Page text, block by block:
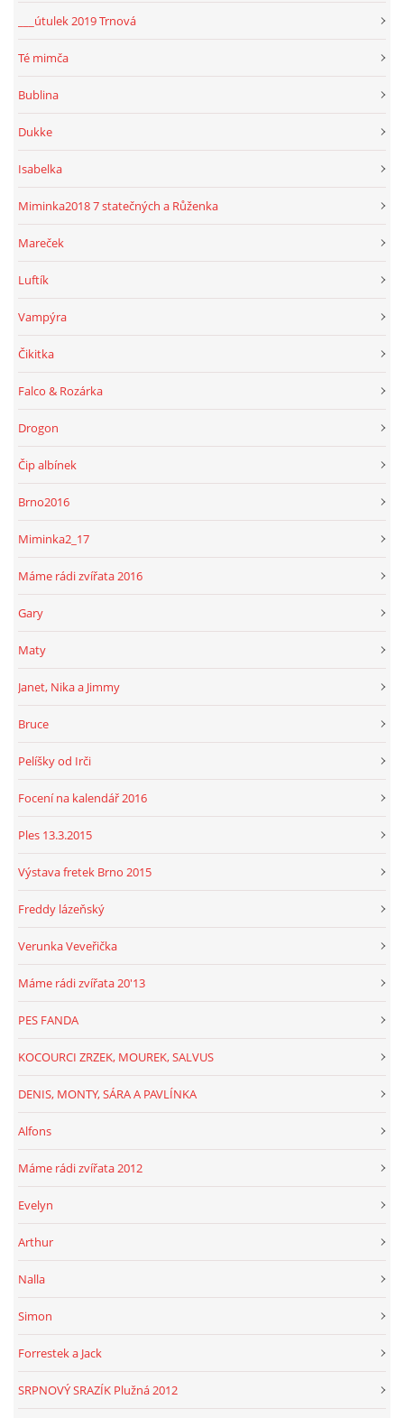
___útulek 2019 Trnová
Té mimča
Bublina
Dukke
Isabelka
Miminka2018 7 statečných a Růženka
Mareček
Luftík
Vampýra
Čikitka
Falco & Rozárka
Drogon
Čip albínek
Brno2016
Miminka2_17
Máme rádi zvířata 2016
Gary
Maty
Janet, Nika a Jimmy
Bruce
Pelíšky od Irči
Focení na kalendář 2016
Ples 13.3.2015
Výstava fretek Brno 2015
Freddy lázeňský
Verunka Veveřička
Máme rádi zvířata 20'13
PES FANDA
KOCOURCI ZRZEK, MOUREK, SALVUS
DENIS, MONTY, SÁRA A PAVLÍNKA
Alfons
Máme rádi zvířata 2012
Evelyn
Arthur
Nalla
Simon
Forrestek a Jack
SRPNOVÝ SRAZÍK Plužná 2012